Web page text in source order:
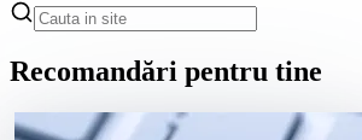
Recomandări pentru tine